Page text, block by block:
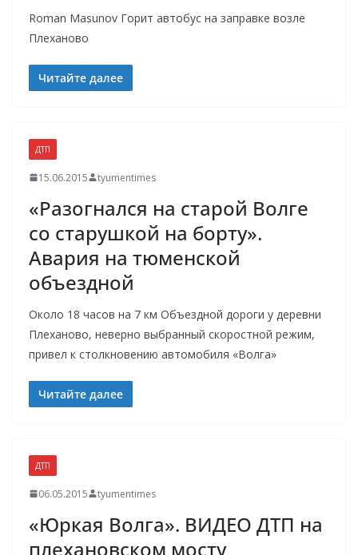
Roman Masunov Горит автобус на заправке возле
Плеханово
Читайте далее
ДТП
15.06.2015 tyumentimes
«Разогнался на старой Волге
со старушкой на борту».
Авария на тюменской
объездной
Около 18 часов на 7 км Объездной дороги у деревни
Плеханово, неверно выбранный скоростной режим,
привел к столкновению автомобиля «Волга»
Читайте далее
ДТП
06.05.2015 tyumentimes
«Юркая Волга». ВИДЕО ДТП на
плехановском мосту